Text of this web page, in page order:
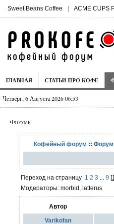
Sweet Beans Coffee | ACME CUPS
ГЛАВНАЯ СТАТЬИ ПРО КОФЕ
Четверг, 6 Августа 2026 06:53
Форумы
Кофейный форум ::
Переход на страницу 1 2 3 9 [
Модераторы: morbid, latterus
Автор
Varikofan